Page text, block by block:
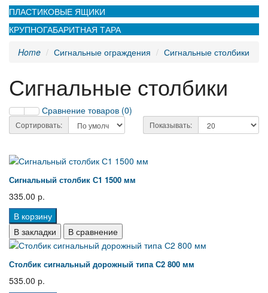
ПЛАСТИКОВЫЕ ЯЩИКИ
КРУПНОГАБАРИТНАЯ ТАРА
Home
Сигнальные ограждения Сигнальные столбики
Сигнальные столбики
Сравнение товаров (0)
Сортировать: Показывать:
Сигнальный столбик С1 1500 мм
335.00 р.
В корзину
В закладки
В сравнение
Столбик сигнальный дорожный типа С2 800 мм
535.00 р.